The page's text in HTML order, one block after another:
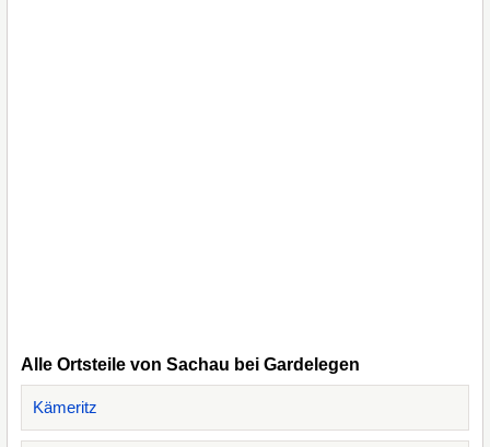
Alle Ortsteile von Sachau bei Gardelegen
Kämeritz